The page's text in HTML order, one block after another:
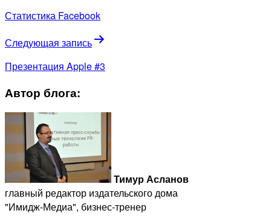
Статистика Facebook
Следующая запись
Презентация Apple #3
Автор блога:
Тимур Асланов
главный редактор издательского дома
"Имидж-Медиа", бизнес-тренер